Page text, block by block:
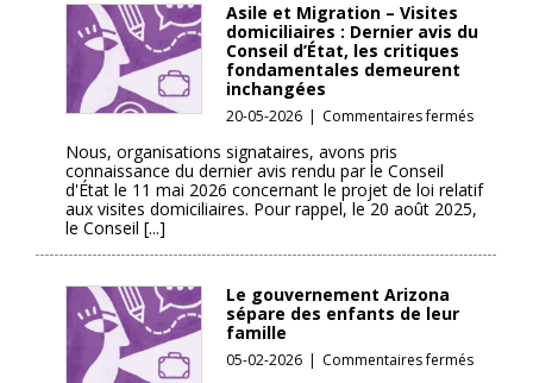
Asile et Migration – Visites
domiciliaires : Dernier avis du
Conseil d’État, les critiques
fondamentales demeurent
inchangées
20-05-2026 | Commentaires ferméssur
–
Visites
d’État,
Nous, organisations signataires, avons pris
connaissance du dernier avis rendu par le Conseil
d'État le 11 mai 2026 concernant le projet de loi relatif
aux visites domiciliaires. Pour rappel, le 20 août 2025,
le Conseil [...]
Le gouvernement Arizona
sépare des enfants de leur
famille
05-02-2026 | Commentaires ferméssur